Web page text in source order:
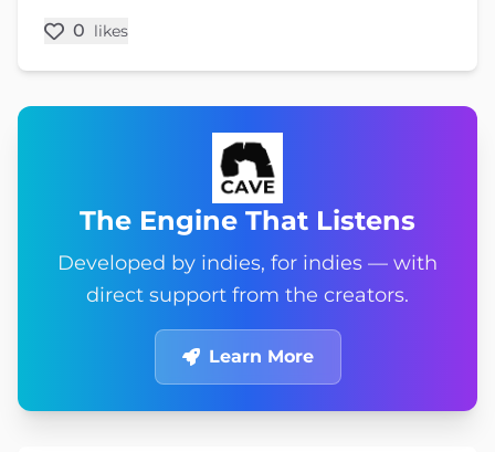
0 likes
The Engine That Listens
Developed by indies, for indies — with
direct support from the creators.
Learn More